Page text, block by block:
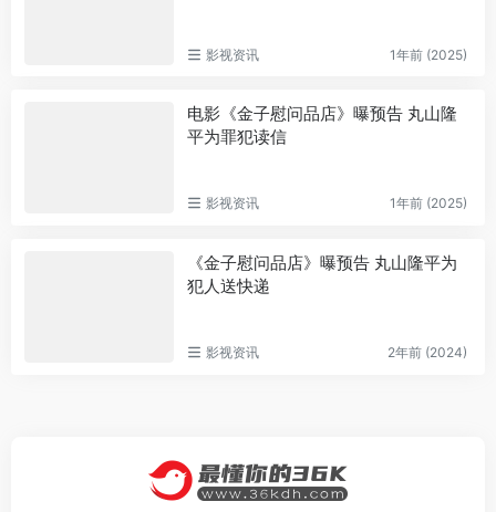
影视资讯 1年前 (2025)
电影《金子慰问品店》曝预告 丸山隆
平为罪犯读信
影视资讯 1年前 (2025)
《金子慰问品店》曝预告 丸山隆平为
犯人送快递
影视资讯 2年前 (2024)